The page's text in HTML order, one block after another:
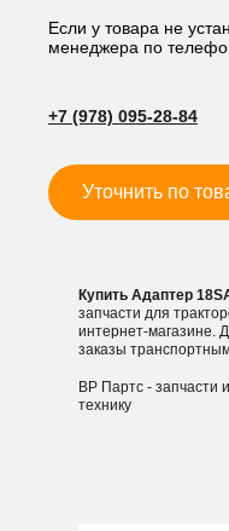
FIORM
Если у товара не
менеджера по
+7 (978) 095-28-84
Уточнить по
Купить Адаптер
запчасти для
интернет-магазине.
заказы
ВР Партс - запчасти
технику